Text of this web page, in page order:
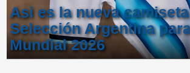
Asi es la nueva
Selección Argentina
Mundial 2026